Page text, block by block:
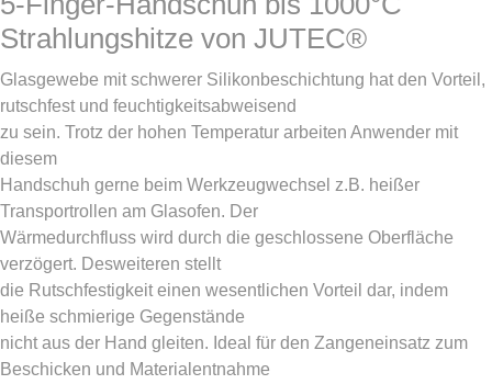
Strahlungshitze von JUTEC®
Glasgewebe mit schwerer Silikonbeschichtung hat den Vorteil,
rutschfest und feuchtigkeitsabweisend
zu sein. Trotz der hohen Temperatur arbeiten Anwender mit
diesem
Handschuh gerne beim Werkzeugwechsel z.B. heißer
Transportrollen am Glasofen. Der
Wärmedurchfluss wird durch die geschlossene Oberfläche
verzögert. Desweiteren stellt
die Rutschfestigkeit einen wesentlichen Vorteil dar, indem
heiße schmierige Gegenstände
nicht aus der Hand gleiten. Ideal für den Zangeneinsatz zum
Beschicken und Materialentnahme